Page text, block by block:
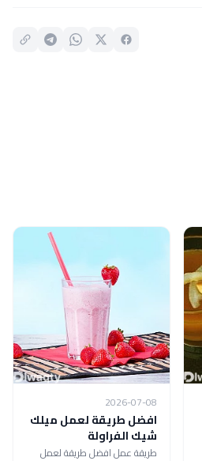
2026-07-08
افضل طريقة لعمل ميلك
شيك الفراولة
طريقة عمل افضل طريقة لعمل